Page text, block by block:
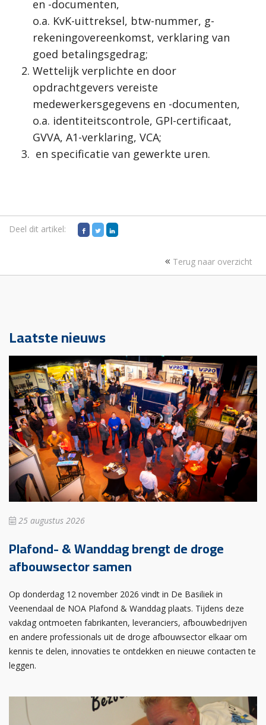
en -documenten,
o.a. KvK-uittreksel, btw-nummer, g-
rekeningovereenkomst, verklaring van
goed betalingsgedrag;
Wettelijk verplichte en door
opdrachtgevers vereiste
medewerkersgegevens en -documenten,
o.a. identiteitscontrole, GPI-certificaat,
GVVA, A1-verklaring, VCA;
en specificatie van gewerkte uren.
Deel dit artikel:
Terug naar overzicht
Laatste nieuws
25 augustus 2026
Plafond- & Wanddag brengt de droge
afbouwsector samen
Op donderdag 12 november 2026 vindt in De Basiliek in
Veenendaal de NOA Plafond & Wanddag plaats. Tijdens deze
vakdag ontmoeten fabrikanten, leveranciers, afbouwbedrijven
en andere professionals uit de droge afbouwsector elkaar om
kennis te delen, innovaties te ontdekken en nieuwe contacten te
leggen.